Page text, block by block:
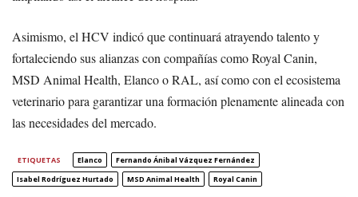
Asimismo, el HCV indicó que continuará atrayendo talento y
fortaleciendo sus alianzas con compañías como Royal Canin,
MSD Animal Health, Elanco o RAL, así como con el ecosistema
veterinario para garantizar una formación plenamente alineada con
las necesidades del mercado.
ETIQUETAS Elanco
Fernando Ánibal Vázquez Fernández
Isabel Rodríguez Hurtado
MSD Animal Health Royal Canin